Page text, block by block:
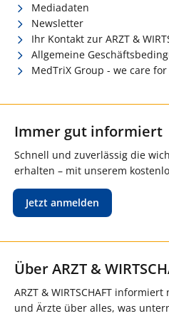
Mediadaten
Newsletter
Ihr Kontakt zur ARZT &
Allgemeine
MedTriX Group - we care
Immer gut informiert
Schnell und zuverlässig die
erhalten – mit unserem
Jetzt anmelden
Über ARZT &
ARZT & WIRTSCHAFT
und Ärzte über alles, was